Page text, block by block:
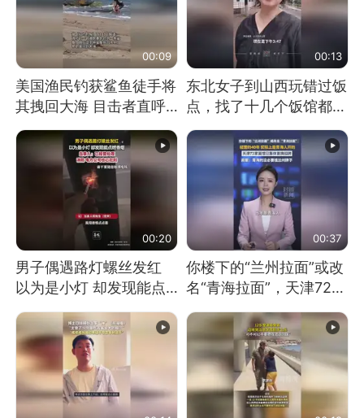
00:09
美国渔民钓获鲨鱼徒手将
其拽回大海 目击者直呼
震惊 （视频来源：参考
消息）
00:13
东北女子到山西玩错过饭
点，找了十几个饭馆都没
开门：午休到几点
00:20
男子偶遇路灯螺丝发红
以为是小灯 却发现能点
燃香烟 当事人：已报警
处理
00:37
你楼下的“兰州拉面”或改
名“青海拉面”，天津72家
面馆已集体更换招牌